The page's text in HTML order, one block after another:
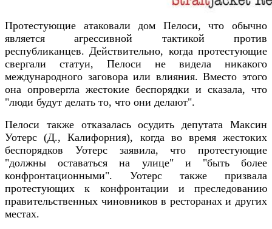
Протестующие атаковали дом Пелоси, что обычно
является агрессивной тактикой против
республиканцев. Действительно, когда протестующие
свергали статуи, Пелоси не видела никакого
международного заговора или влияния. Вместо этого
она опровергла жестокие беспорядки и сказала, что
"люди будут делать то, что они делают".
Пелоси также отказалась осудить депутата Максин
Уотерс (Д., Калифорния), когда во время жестоких
беспорядков Уотерс заявила, что протестующие
"должны оставаться на улице" и "быть более
конфронтационными". Уотерс также призвала
протестующих к конфронтации и преследованию
правительственных чиновников в ресторанах и других
местах.